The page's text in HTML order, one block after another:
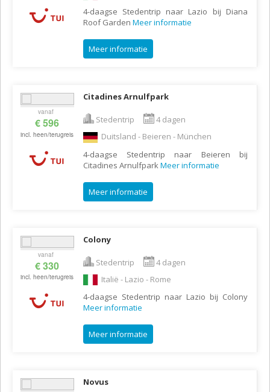
4-daagse Stedentrip naar Lazio bij Diana
Roof Garden Meer informatie
Meer informatie
vanaf
€ 596
incl. heen/terugreis
Citadines Arnulfpark
Stedentrip
4 dagen
Duitsland - Beieren - München
4-daagse Stedentrip naar Beieren bij
Citadines Arnulfpark Meer informatie
Meer informatie
vanaf
€ 330
incl. heen/terugreis
Colony
Stedentrip
4 dagen
Italië - Lazio - Rome
4-daagse Stedentrip naar Lazio bij Colony
Meer informatie
Meer informatie
Novus